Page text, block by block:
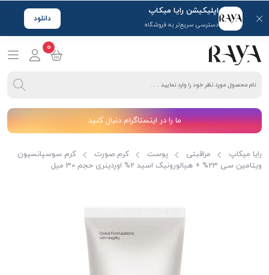
اپلیکیشن رایا میکاپ
دسترسی سریع‌تر به فروشگاه
دانلود
0
ما را در اینستاگرام دنبال کنید
رایا میکاپ مراقبتی پوست کرم صورت
کرم سوسپانسیون
ویتامین سی 23% + هیالورونیک اسید 2% اوردینری حجم 30 میل